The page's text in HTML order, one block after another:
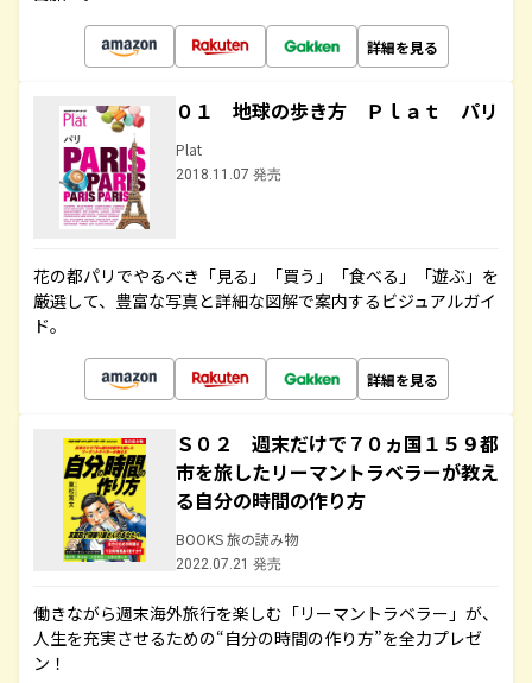
詳細を見る
０１ 地球の歩き方 Ｐｌａｔ パリ
Plat
2018.11.07 発売
花の都パリでやるべき「見る」「買う」「食べる」「遊ぶ」を
厳選して、豊富な写真と詳細な図解で案内するビジュアルガイ
ド。
詳細を見る
Ｓ０２ 週末だけで７０ヵ国１５９都
市を旅したリーマントラベラーが教え
る自分の時間の作り方
BOOKS 旅の読み物
2022.07.21 発売
働きながら週末海外旅行を楽しむ「リーマントラベラー」が、
人生を充実させるための“自分の時間の作り方”を全力プレゼ
ン！